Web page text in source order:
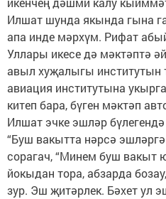
Илшат шунда якында гына
апа инде мәрхүм. Рифат
Уллары икесе дә мәктәптә
авыл хуҗалыгы
авиация институтына
китеп бара, бүген мәктәп
Илшат эчке эшләр
“Буш вакытта нәрсә
сорагач, “Минем буш вакыт
йокыдан тора, абзарда
зур. Эш җитәрлек. Бәхет ул